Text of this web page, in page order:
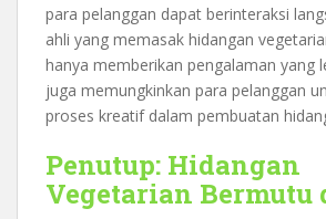
para pelanggan dapat berinteraksi
ahli yang memasak hidangan
hanya memberikan pengalaman yang
juga memungkinkan para pelanggan
proses kreatif dalam pembuatan
Penutup: Hidangan
Vegetarian Bermutu